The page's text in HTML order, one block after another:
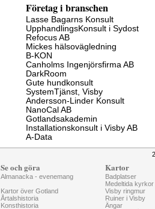
Företag i branschen
Lasse Bagarns Konsult
UpphandlingsKonsult i Sydost
Refocus AB
Mickes hälsovägledning
B-KON
Canholms Ingenjörsfirma AB
DarkRoom
Gute hundkonsult
SystemTjänst, Visby
Andersson-Linder Konsult
NanoCal AB
Gotlandsakademin
Installationskonsult i Visby AB
A-Data
Se och göra
Almanacka - evenemang
Kartor över Gotland
Årtalshistoria
Konsthistoria
Kartor
Badplatser
Medeltida kyrkor
Visby ringmur
Ruiner i Visby
Ängar